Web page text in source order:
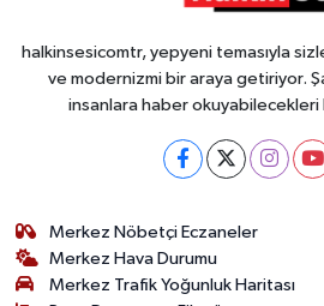
halkinsesicomtr, yepyeni temasıyla
ve modernizmi bir araya getiriyor.
insanlara haber okuyabilecekleri
Merkez Nöbetçi Eczaneler
Merkez Hava Durumu
Merkez Trafik Yoğunluk Haritası